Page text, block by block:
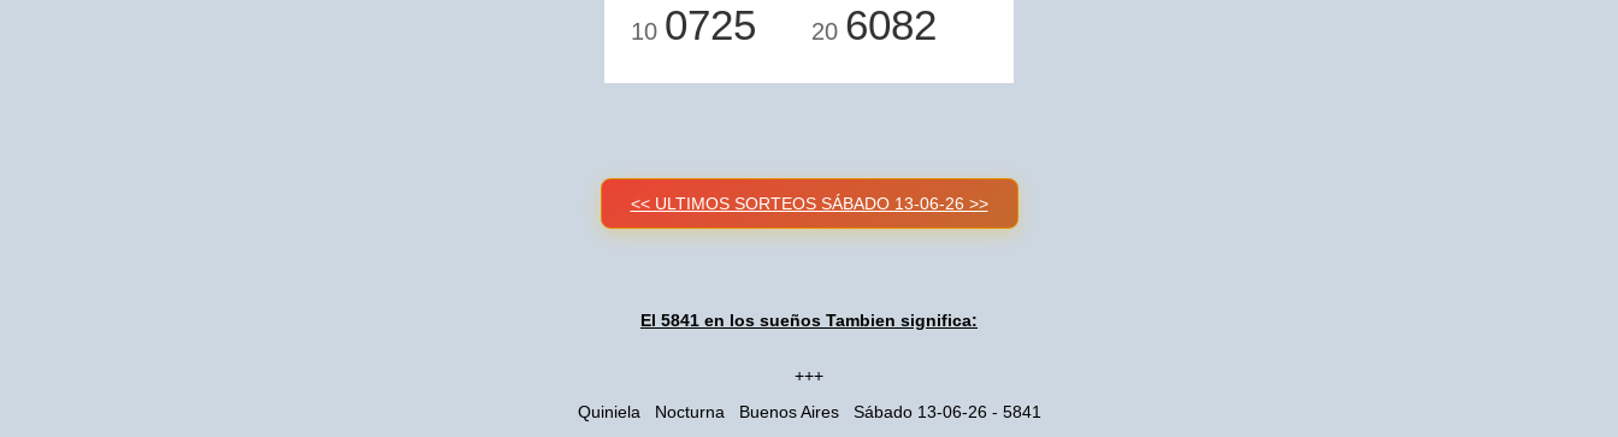
10 0725 20 6082
<< ULTIMOS SORTEOS SÁBADO 13-06-26 >>
El 5841 en los sueños Tambien significa:
+++
Quiniela Nocturna Buenos Aires Sábado 13-06-26 - 5841